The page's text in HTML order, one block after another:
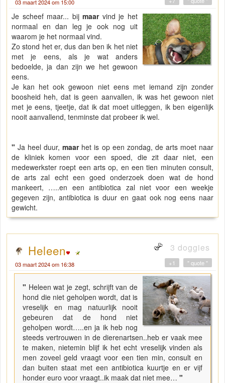
03 maart 2024 om 15:00
Je scheef maar... bijmaarvind je het
normaal en dan leg je ook nog uit
waarom je het normaal vind.
Zo stond het er, dus dan ben ik het niet
met je eens, als je wat anders
bedoelde, ja dan zijn we het gewoon
eens.
Je kan het ook gewoon niet eens met iemand zijn zonder
boosheid heh, dat is geen aanvallen, ik was het gewoon niet
met je eens, tjeetje, dat ik dat moet uitleggen, ik ben eigenlijk
nooit aanvallend, tenminste dat probeer ik wel.
"Ja heel duur,maarhet is op een zondag, de arts moet naar
de kliniek komen voor een spoed, die zit daar niet, een
medewerkster roept een arts op, en een tien minuten consult,
de arts zal echt een goed onderzoek doen wat de hond
mankeert, …..en een antibiotica zal niet voor een weekje
gegeven zijn, antibiotica is duur en gaat ook nog eens naar
gewicht.
Heleen 3 doggies
03 maart 2024 om 16:38 " quote "
+1
" Heleen wat je zegt, schrijft van de
hond die niet geholpen wordt, dat is
vreselijk en mag natuurlijk nooit
gebeuren dat de hond niet
geholpen wordt…..en ja ik heb nog
steeds vertrouwen in de dierenartsen..heb er vaak mee
te maken, nietemin blijf ik het echt vreselijk vinden als
men zoveel geld vraagt voor een tien min, consult en
dan buiten staat met een antibiotica kuurtje en er vijf
honder euro voor vraagt..ik maak dat niet mee… "